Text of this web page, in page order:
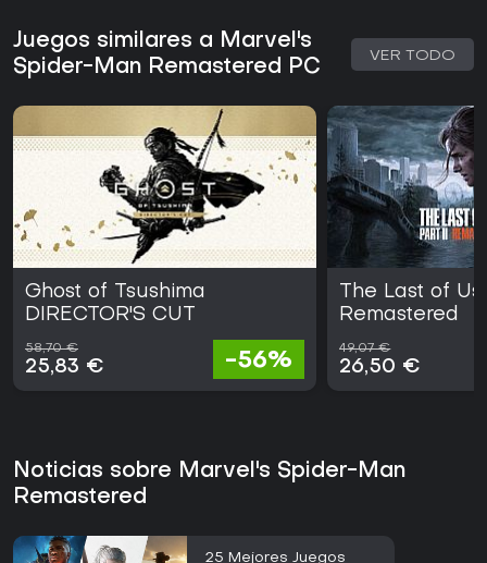
Juegos similares a Marvel's
Spider-Man Remastered PC
VER TODO
Ghost of Tsushima
DIRECTOR'S CUT
58,70 €
25,83 € -56%
The Last of
Remastered
49,07 €
26,50 €
Noticias sobre Marvel's Spider-Man
Remastered
25 Mejores Juegos